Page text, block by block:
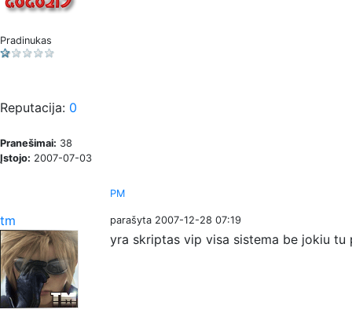
Pradinukas
Reputacija: 0
Pranešimai: 38
Įstojo: 2007-07-03
PM
tm parašyta 2007-12-28 07:19
yra skriptas vip visa sistema be jokiu